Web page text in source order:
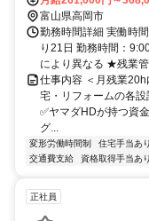
富山県高岡市
勤務時間詳細 実働時
り21日 勤務時間：
により異なる ★残業
仕事内容 ＜月残業
宅・リフォームの各
✅ヤマダHDが持つ資
グ...
変形労働時間制 住宅手当あり
交通費支給
資格取得手当あり
正社員